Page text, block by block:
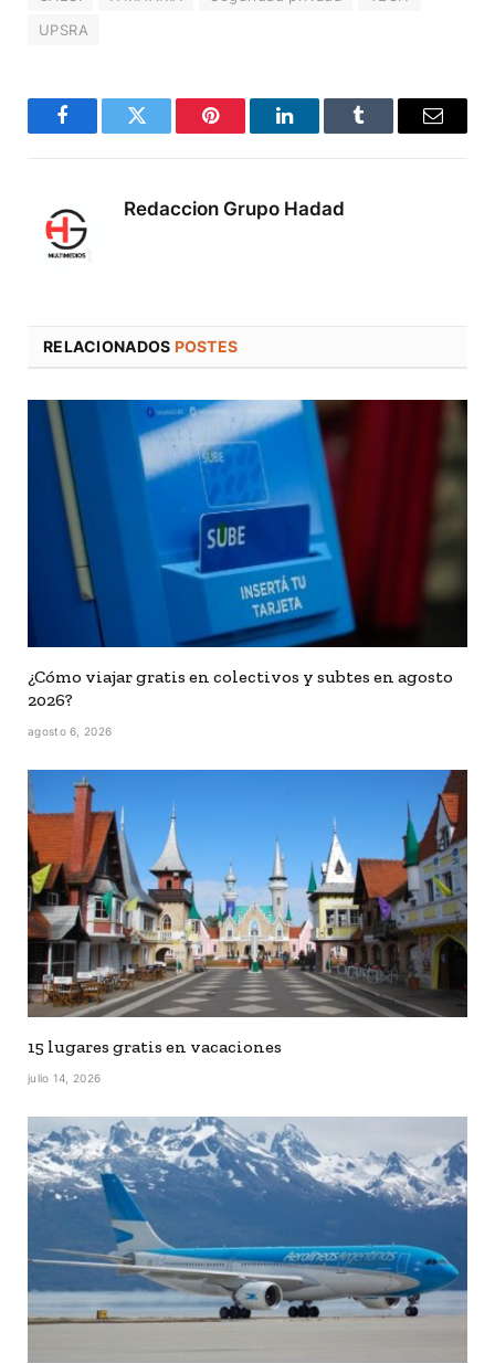
UPSRA
FacebookTwitter Pinterest LinkedInTumblr
Correo
Redaccion Grupo Hadad
RELACIONADOS POSTES
¿Cómo viajar gratis en colectivos y subtes en agosto
2026?
agosto 6, 2026
15 lugares gratis en vacaciones
julio 14, 2026